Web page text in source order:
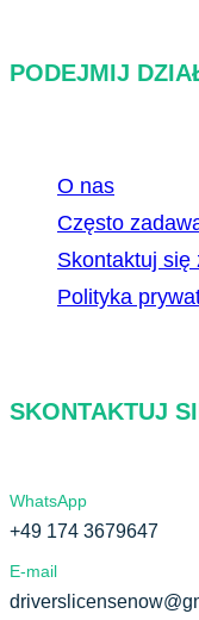
PODEJMIJ
O nas
Często
Skontaktuj się
Polityka
SKONTAKTUJ
WhatsApp
+49 174 3679647
E-mail